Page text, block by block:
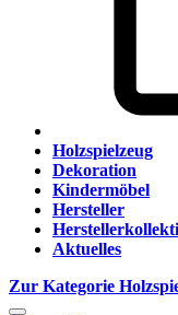
Holzspielzeug
Dekoration
Kindermöbel
Hersteller
Aktuelles
Zur Kategorie